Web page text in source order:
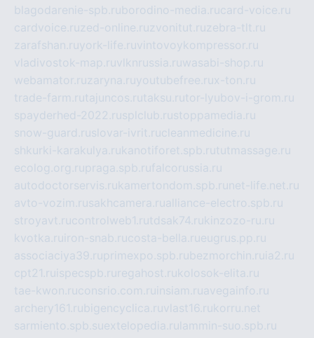
blagodarenie-spb.ruborodino-media.rucard-voice.ru
cardvoice.ruzed-online.ruzvonitut.ruzebra-tlt.ru
zarafshan.ruyork-life.ruvintovoykompressor.ru
vladivostok-map.ruvlknrussia.ruwasabi-shop.ru
webamator.ruzaryna.ruyoutubefree.rux-ton.ru
trade-farm.rutajuncos.rutaksu.rutor-lyubov-i-grom.ru
spayderhed-2022.rusplclub.rustoppamedia.ru
snow-guard.ruslovar-ivrit.rucleanmedicine.ru
shkurki-karakulya.rukanotiforet.spb.rututmassage.ru
ecolog.org.rupraga.spb.rufalcorussia.ru
autodoctorservis.rukamertondom.spb.ru net-life.net.ru
avto-vozim.rusakhcamera.rualliance-electro.spb.ru
stroyavt.rucontrolweb1.rutdsak74.rukinzozo-ru.ru
kvotka.ru iron-snab.rucosta-bella.rueugrus.pp.ru
associaciya39.ruprimexpo.spb.rubezmorchin.ru ia2.ru
cpt21.ru ispecspb.ru regahost.rukolosok-elita.ru
tae-kwon.ruconsrio.com.ru insiam.ruavegainfo.ru
archery161.rubigencyclica.ruvlast16.rukorru.net
sarmiento.spb.suextelopedia.ru lammin-suo.spb.ru